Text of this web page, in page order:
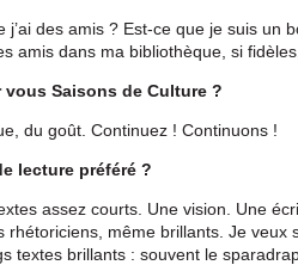
j’ai des amis ? Est-ce que je suis un
amis dans ma bibliothèque, si
vous Saisons de Culture ?
du goût. Continuez ! Continuons !
lecture préféré ?
assez courts. Une vision. Une
rhétoriciens, même brillants. Je veux
textes brillants : souvent le